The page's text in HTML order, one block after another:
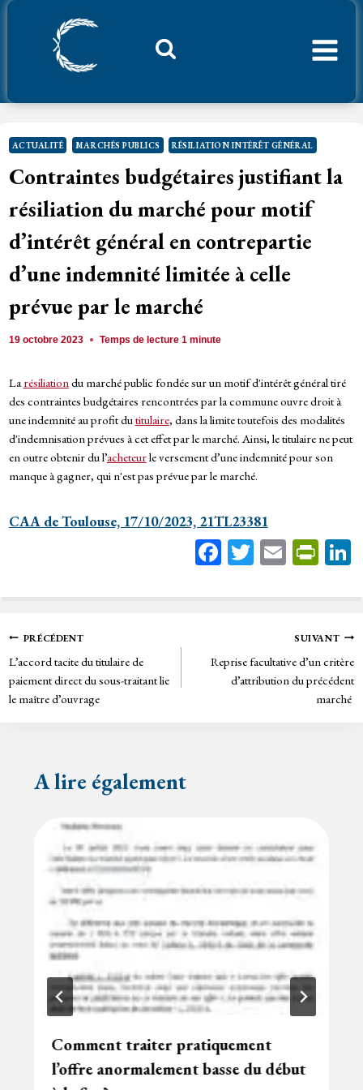
Aller
ACTUALITÉ MARCHÉS PUBLICS RÉSILIATION INTÉRÊT GÉNÉRAL
Contraintes budgétaires justifiant la
résiliation du marché pour motif
d’intérêt général en contrepartie
d’une indemnité limitée à celle
prévue par le marché
19 octobre 2023 Temps de lecture1 minute
Larésiliationdu marché public fondée sur un motif d'intérêt général tiré
des contraintes budgétaires rencontrées par la commune ouvre droit à
une indemnité au profit dutitulaire, dans la limite toutefois des modalités
d'indemnisation prévues à cet effet par le marché. Ainsi, le titulaire ne peut
en outre obtenir du l’acheteurle versement d’une indemnité pour son
manque à gagner, qui n'est pas prévue par le marché.
CAA de Toulouse, 17/10/2023, 21TL23381
Fa
bo
T
tt
E
ail
Pr
tF
rie
n
dl
y
Navigation
de
l’article
PRÉCÉDENT
L’accord tacite du titulaire de
paiement direct du sous-traitant lie
le maître d’ouvrage
SUIVANT
Reprise facultative d’un critère
d’attribution du précédent
marché
A lire également
Comment traiter pratiquement
l’offre anormalement basse du début